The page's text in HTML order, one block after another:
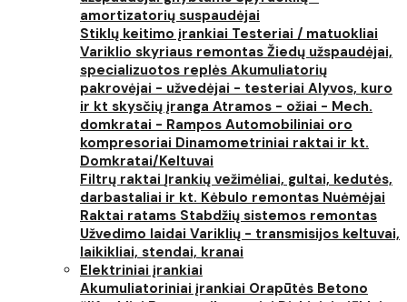
amortizatorių suspaudėjai
Stiklų keitimo įrankiai Testeriai / matuokliai
Variklio skyriaus remontas Žiedų užspaudėjai,
specializuotos replės Akumuliatorių
pakrovėjai - užvedėjai - testeriai Alyvos, kuro
ir kt skysčių įranga Atramos - ožiai - Mech.
domkratai - Rampos Automobiliniai oro
kompresoriai Dinamometriniai raktai ir kt.
Domkratai/Keltuvai
Filtrų raktai Įrankių vežimėliai, gultai, kedutės,
darbastaliai ir kt. Kėbulo remontas Nuėmėjai
Raktai ratams Stabdžių sistemos remontas
Užvedimo laidai Variklių - transmisijos keltuvai,
laikikliai, stendai, kranai
Elektriniai įrankiai
Akumuliatoriniai įrankiai Orapūtės Betono